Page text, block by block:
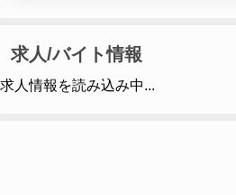
求人/バイト情報
求人情報を読み込み中...